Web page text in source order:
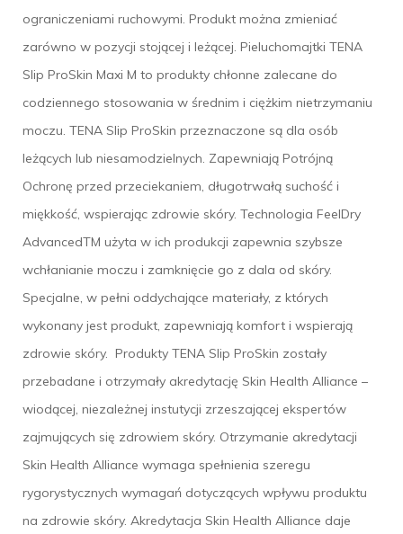
ograniczeniami ruchowymi. Produkt można zmieniać
zarówno w pozycji stojącej i leżącej. Pieluchomajtki TENA
Slip ProSkin Maxi M to produkty chłonne zalecane do
codziennego stosowania w średnim i ciężkim nietrzymaniu
moczu. TENA Slip ProSkin przeznaczone są dla osób
leżących lub niesamodzielnych. Zapewniają Potrójną
Ochronę przed przeciekaniem, długotrwałą suchość i
miękkość, wspierając zdrowie skóry. Technologia FeelDry
AdvancedTM użyta w ich produkcji zapewnia szybsze
wchłanianie moczu i zamknięcie go z dala od skóry.
Specjalne, w pełni oddychające materiały, z których
wykonany jest produkt, zapewniają komfort i wspierają
zdrowie skóry. Produkty TENA Slip ProSkin zostały
przebadane i otrzymały akredytację Skin Health Alliance –
wiodącej, niezależnej instutycji zrzeszającej ekspertów
zajmujących się zdrowiem skóry. Otrzymanie akredytacji
Skin Health Alliance wymaga spełnienia szeregu
rygorystycznych wymagań dotyczących wpływu produktu
na zdrowie skóry. Akredytacja Skin Health Alliance daje